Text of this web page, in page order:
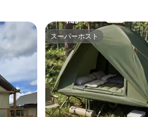
スーパーホスト
スーパーホスト